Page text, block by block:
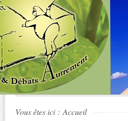
Vous êtes ici : Accueil